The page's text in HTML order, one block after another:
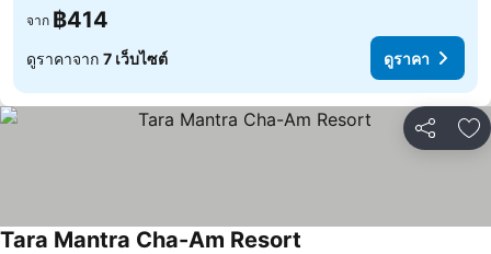
จาก ฿414
ดูราคาจาก 7 เว็บไซต์ ดูราคา
แชร์ เ
Tara Mantra Cha-Am Resort